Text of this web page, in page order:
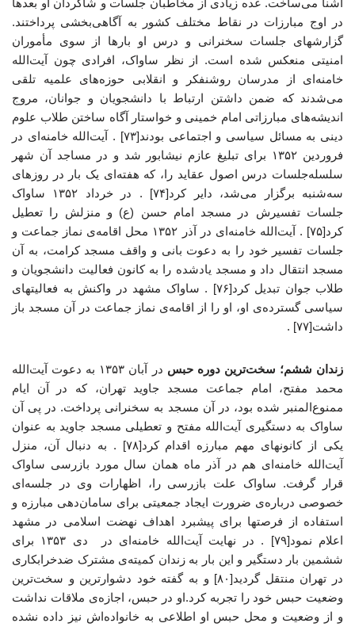
در اوج مبارزات در نقاط مختلف کشور به آگاهی‌بخشی پرداختند.
گزارشهای جلسات سخنرانی و درس او بارها از سوی مأموران
امنیتی منعکس شده است. از نظر ساواک، افرادی چون آیت‌الله
خامنه‌ای از مدرسان روشنفکر و انقلابی حوزه‌های علمیه تلقی
می‌شدند که ضمن داشتن ارتباط با دانشجویان و جوانان، مروج
اندیشه‌های مبارزاتی امام خمینی و خواستار آگاه ساختن طلاب علوم
دینی به مسائل سیاسی و اجتماعی بودند[۷۳] . آیت‌الله خامنه‌ای در
فروردین ۱۳۵۲ برای تبلیغ عازم نیشابور شد و در مساجد آن شهر
سلسله‌جلسات درس اصول عقاید را، که هفته‌ای یک بار در روزهای
سه‌شنبه برگزار می‌شد، دایر کرد[۷۴] . در خرداد ۱۳۵۲ ساواک
جلسات تفسیرش در مسجد امام حسن (ع) و منزلش را تعطیل
کرد[۷۵] . آیت‌الله خامنه‌ای در آذر ۱۳۵۲ محل اقامه‌ی نماز جماعت و
جلسات تفسیر خود را به دعوت بانی و واقف مسجد کرامت، به آن
مسجد انتقال داد و مسجد یادشده را به کانون فعالیت دانشجویان و
طلاب جوان تبدیل کرد[۷۶] . ساواک مشهد در واکنش به فعالیتهای
سیاسی گسترده‌ی او، او را از اقامه‌ی نماز جماعت در آن مسجد باز
داشت[۷۷] .
زندان ششم؛ سخت‌ترین دوره حبس
در آبان ۱۳۵۳ به دعوت آیت‌الله
محمد مفتح، امام جماعت مسجد جاوید تهران، که در آن ایام
ممنوع‌المنبر شده بود، در آن مسجد به سخنرانی پرداخت. در پی آن
ساواک به دستگیری آیت‌الله مفتح و تعطیلی مسجد جاوید به عنوان
یکی از کانونهای مهم مبارزه اقدام کرد[۷۸] . به دنبال آن، منزل
آیت‌الله خامنه‌ای هم در آذر ماه همان سال مورد بازرسی ساواک
قرار گرفت. ساواک علت بازرسی را، اظهارات وی در جلسه‌ای
خصوصی درباره‌ی ضرورت ایجاد جمعیتی برای سامان‌دهی مبارزه و
استفاده از فرصتها برای پیشبرد اهداف نهضت اسلامی در مشهد
اعلام نمود[۷۹] . در نهایت آیت‌الله خامنه‌ای در دی ۱۳۵۳ برای
ششمین بار دستگیر و این بار به زندان کمیته‌ی مشترک ضدخرابکاری
در تهران منتقل گردید[۸۰] و به گفته خود دشوارترین و سخت‌ترین
وضعیت‌ حبس خود را تجربه کرد.او در حبس، اجازه‌ی ملاقات نداشت
و از وضعیت و محل حبس او اطلاعی به خانواده‌اش نیز داده نشده